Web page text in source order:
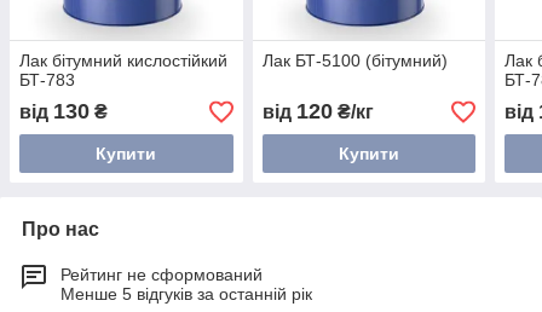
Лак бітумний кислостійкий
БТ-783
від 130 ₴
Купити
Лак БТ-5100 (бітумний)
від 120₴/кг
Купити
Лак
БТ-
від
Про нас
Рейтинг не сформований
Менше 5 відгуків за останній рік